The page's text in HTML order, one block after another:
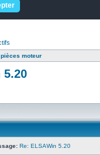
moteur
5.20
Re: ELSAWin 5.20